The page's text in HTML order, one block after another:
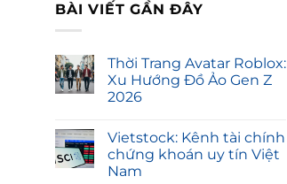
BÀI VIẾT GẦN ĐÂY
Thời Trang Avatar Roblox:
Xu Hướng Đồ Ảo Gen Z
2026
Vietstock: Kênh tài chính
chứng khoán uy tín Việt
Nam